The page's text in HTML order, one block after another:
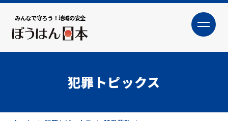
みんなで守ろう！地域の安全
大
犯罪トピックス